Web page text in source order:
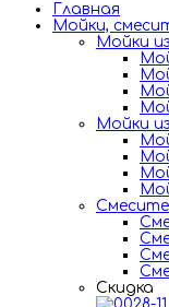
Главная
Мойки,
Mойки
Мойки
Скидка